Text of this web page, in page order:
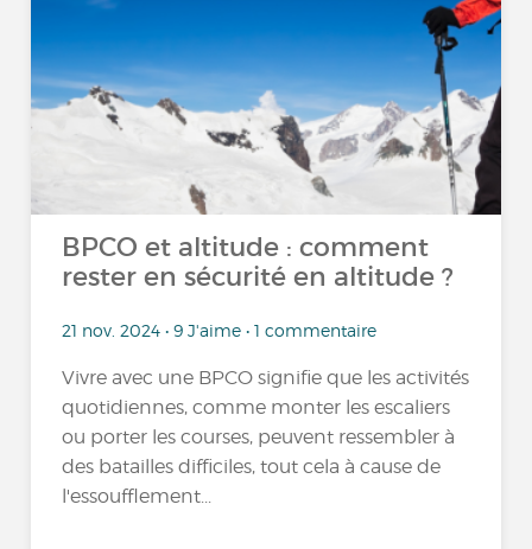
BPCO et altitude : comment
rester en sécurité en altitude ?
21 nov. 2024 • 9 J'aime • 1 commentaire
Vivre avec une BPCO signifie que les activités
quotidiennes, comme monter les escaliers
ou porter les courses, peuvent ressembler à
des batailles difficiles, tout cela à cause de
l'essoufflement...